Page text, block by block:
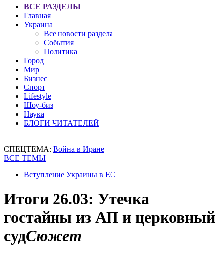
ВСЕ РАЗДЕЛЫ
Главная
Украина
Все новости раздела
События
Политика
Город
Мир
Бизнес
Спорт
Lifestyle
Шоу-биз
Наука
БЛОГИ ЧИТАТЕЛЕЙ
СПЕЦТЕМА: Война в Иране
ВСЕ ТЕМЫ
Вступление Украины в ЕС
Итоги 26.03: Утечка
гостайны из АП и церковный
судСюжет